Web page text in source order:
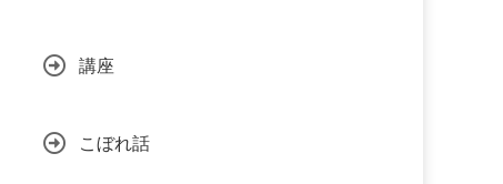
講座
こぼれ話